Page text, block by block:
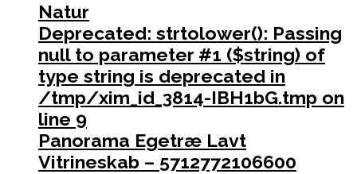
Natur
Deprecated: strtolower(): Passing
null to parameter #1 ($string) of
type string is deprecated in
/tmp/xim_id_3814-IBH1bG.tmp on
line 9
Panorama Egetræ Lavt
Vitrineskab – 5712772106600